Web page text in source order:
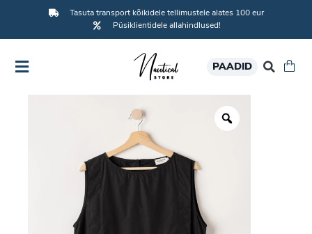
Tasuta transport kõikidele tellimustele alates 100 eur
Püsiklientidele allahindlused!
PAADID